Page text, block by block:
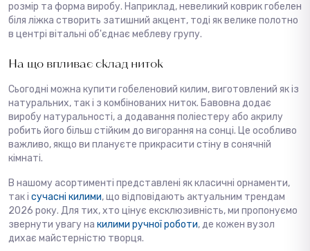
розмір та форма виробу. Наприклад, невеликий коврик гобелен
біля ліжка створить затишний акцент, тоді як велике полотно
в центрі вітальні об'єднає меблеву групу.
На що впливає склад ниток
Сьогодні можна купити гобеленовий килим, виготовлений як із
натуральних, так і з комбінованих ниток. Бавовна додає
виробу натуральності, а додавання поліестеру або акрилу
робить його більш стійким до вигорання на сонці. Це особливо
важливо, якщо ви плануєте прикрасити стіну в сонячній
кімнаті.
В нашому асортименті представлені як класичні орнаменти,
так і сучасні килими, що відповідають актуальним трендам
2026 року. Для тих, хто цінує ексклюзивність, ми пропонуємо
звернути увагу на килими ручної роботи, де кожен вузол
дихає майстерністю творця.